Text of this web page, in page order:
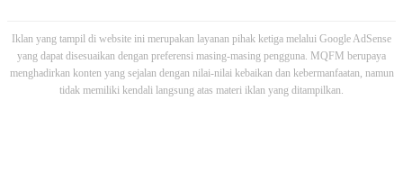
Iklan yang tampil di website ini merupakan layanan pihak ketiga melalui Google AdSense
yang dapat disesuaikan dengan preferensi masing-masing pengguna. MQFM berupaya
menghadirkan konten yang sejalan dengan nilai-nilai kebaikan dan kebermanfaatan, namun
tidak memiliki kendali langsung atas materi iklan yang ditampilkan.